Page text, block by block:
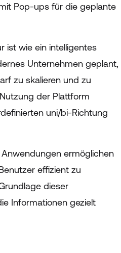
Pop-ups für die geplante
ist wie ein intelligentes
Unternehmen geplant,
zu skalieren und zu
der Plattform
uni/bi-Richtung
ermöglichen
effizient zu
dieser
Informationen gezielt